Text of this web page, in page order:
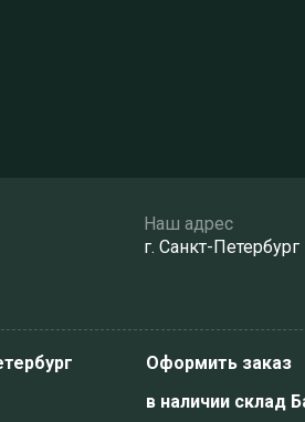
Наш адрес
г. Санкт-Петербург
Оформить заказ
в наличии склад